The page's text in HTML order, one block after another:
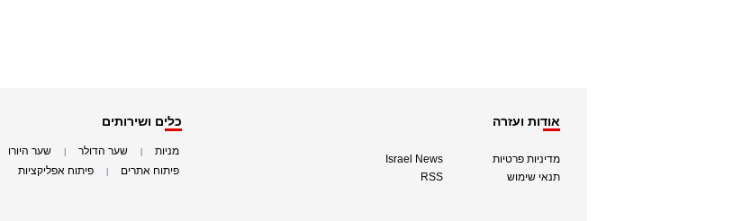
אודות ועזרה
מדיניות פרטיות
תנאי שימוש
Israel News
RSS
כלים ושירותים
מניות שער הדולר שער היורו
פיתוח אתרים פיתוח אפליקציות